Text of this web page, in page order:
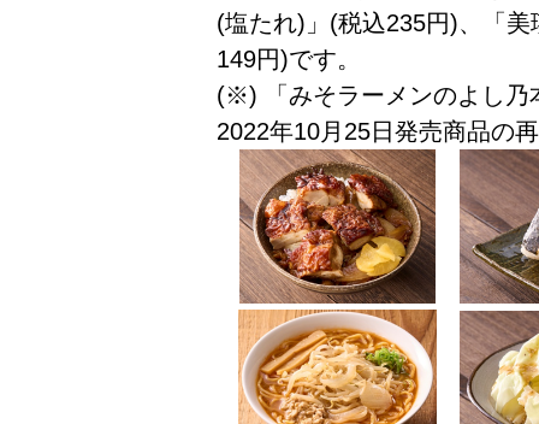
(塩たれ)」(税込235円)、「
149円)です。
(※) 「みそラーメンのよし乃
2022年10月25日発売商品の